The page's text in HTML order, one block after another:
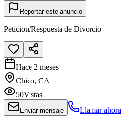
Reportar este anuncio
Peticion/Respuesta de Divorcio
Hace 2 meses
Chico, CA
50Vistas
Enviar mensaje Llamar ahora